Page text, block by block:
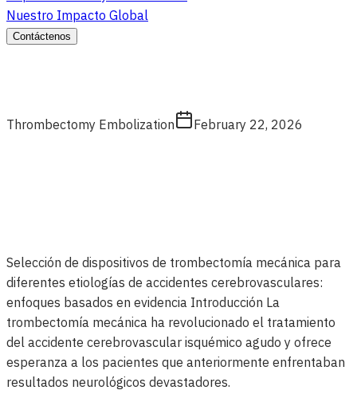
Nuestro Impacto Global
Contáctenos
Thrombectomy Embolization February 22, 2026
Selección de dispositivos de trombectomía mecánica para
diferentes etiologías de accidentes cerebrovasculares:
enfoques basados ​​en evidencia Introducción La
trombectomía mecánica ha revolucionado el tratamiento
del accidente cerebrovascular isquémico agudo y ofrece
esperanza a los pacientes que anteriormente enfrentaban
resultados neurológicos devastadores.